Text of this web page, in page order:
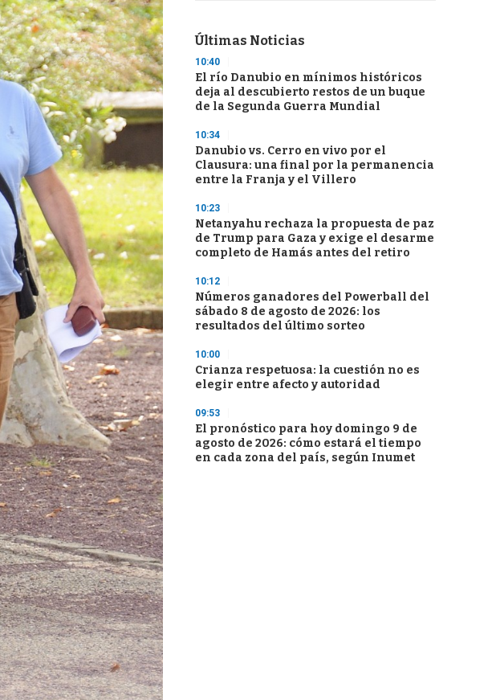
Últimas Noticias
10:40
El río Danubio en mínimos históricos
deja al descubierto restos de un buque
de la Segunda Guerra Mundial
10:34
Danubio vs. Cerro en vivo por el
Clausura: una final por la permanencia
entre la Franja y el Villero
10:23
Netanyahu rechaza la propuesta de paz
de Trump para Gaza y exige el desarme
completo de Hamás antes del retiro
10:12
Números ganadores del Powerball del
sábado 8 de agosto de 2026: los
resultados del último sorteo
10:00
Crianza respetuosa: la cuestión no es
elegir entre afecto y autoridad
09:53
El pronóstico para hoy domingo 9 de
agosto de 2026: cómo estará el tiempo
en cada zona del país, según Inumet